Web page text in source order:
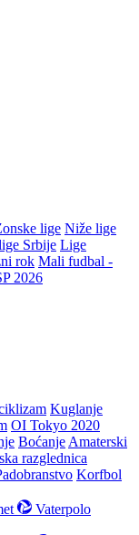
lige Niže lige
Srbije Lige
rok Mali fudbal -
2026
Kuglanje
OI Tokyo 2020
Boćanje Amaterski
razglednica
Korfbol
Vaterpolo